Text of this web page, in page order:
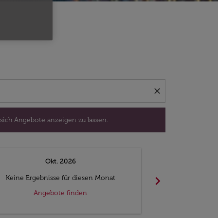
close
Angebote anzeigen zu lassen.
aus, um sich Angebote anzeigen zu lassen.
Okt. 2026
Keine Ergebnisse für diesen Monat
Angebote finden
chevron_right